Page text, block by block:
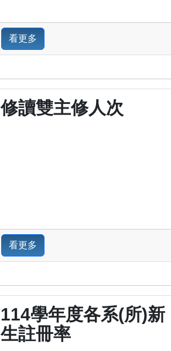
看更多
修讀雙主修人次
看更多
114學年度各系(所)新
生註冊率